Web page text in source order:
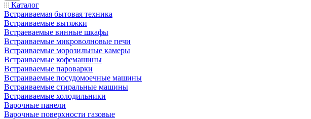
Каталог
Встраиваемая бытовая техника
Встраиваемые вытяжки
Встраеваемые винные шкафы
Встраиваемые микроволновые печи
Встраиваемые морозильные камеры
Встраиваемые кофемашины
Встраиваемые пароварки
Встраиваемые посудомоечные машины
Встраиваемые стиральные машины
Встраиваемые холодильники
Варочные панели
Варочные поверхности газовые